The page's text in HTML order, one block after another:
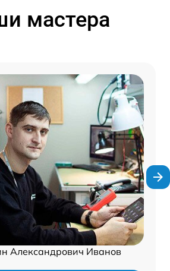
мастера
Александрович Иванов